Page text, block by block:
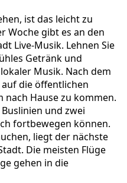
ist das leicht zu
Woche gibt es an den
Live-Musik. Lehnen Sie
Getränk und
Musik. Nach dem
die öffentlichen
Hause zu kommen.
und zwei
fortbewegen können.
liegt der nächste
Die meisten Flüge
gehen in die